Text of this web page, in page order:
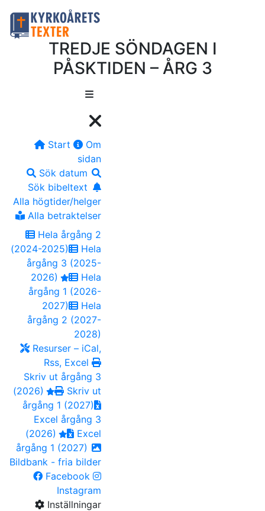
TREDJE SÖNDAGEN I
PÅSKTIDEN – ÅRG 3
Start
Om
sidan
Sök datum
Sök bibeltext
Alla högtider/helger
Alla betraktelser
Hela årgång 2
(2024-2025)
Hela
årgång 3 (2025-
2026)
Hela
årgång 1 (2026-
2027)
Hela
årgång 2 (2027-
2028)
Resurser – iCal,
Rss, Excel
Skriv ut årgång 3
(2026)
Skriv ut
årgång 1 (2027)
Excel årgång 3
(2026)
Excel
årgång 1 (2027)
Bildbank - fria bilder
Facebook
Instagram
Inställningar